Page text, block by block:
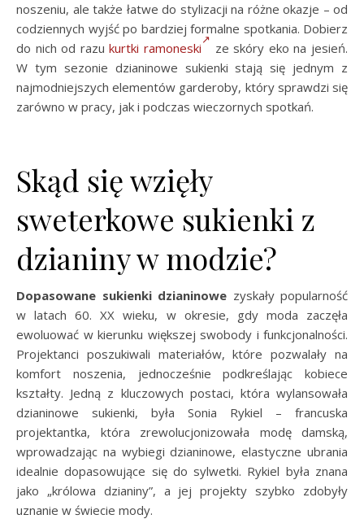
noszeniu, ale także łatwe do stylizacji na różne okazje – od
codziennych wyjść po bardziej formalne spotkania. Dobierz
do nich od razukurtki ramoneski
ze skóry eko na jesień.
W tym sezonie dzianinowe sukienki stają się jednym z
najmodniejszych elementów garderoby, który sprawdzi się
zarówno w pracy, jak i podczas wieczornych spotkań.
Skąd się wzięły
sweterkowe sukienki z
dzianiny w modzie?
Dopasowane sukienki dzianinowe zyskały popularność
w latach 60. XX wieku, w okresie, gdy moda zaczęła
ewoluować w kierunku większej swobody i funkcjonalności.
Projektanci poszukiwali materiałów, które pozwalały na
komfort noszenia, jednocześnie podkreślając kobiece
kształty. Jedną z kluczowych postaci, która wylansowała
dzianinowe sukienki, była Sonia Rykiel – francuska
projektantka, która zrewolucjonizowała modę damską,
wprowadzając na wybiegi dzianinowe, elastyczne ubrania
idealnie dopasowujące się do sylwetki. Rykiel była znana
jako „królowa dzianiny”, a jej projekty szybko zdobyły
uznanie w świecie mody.